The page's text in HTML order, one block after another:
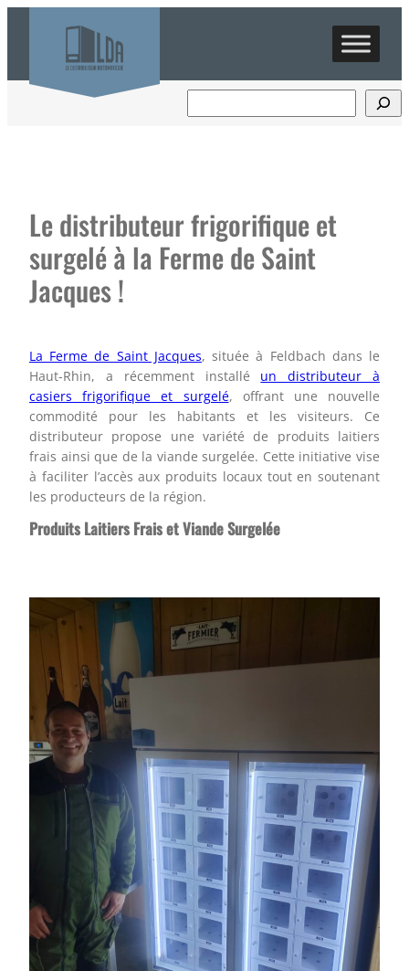
Le distributeur frigorifique et
surgelé à la Ferme de Saint
Jacques !
La Ferme de Saint Jacques, située à Feldbach dans le
Haut-Rhin, a récemment installé un distributeur à
casiers frigorifique et surgelé, offrant une nouvelle
commodité pour les habitants et les visiteurs. Ce
distributeur propose une variété de produits laitiers
frais ainsi que de la viande surgelée. Cette initiative vise
à faciliter l’accès aux produits locaux tout en soutenant
les producteurs de la région.
Produits Laitiers Frais et Viande Surgelée